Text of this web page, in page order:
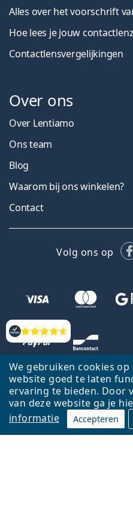
We gebruiken cookies
website goed te laten
ervaring te bieden. Door
van deze website ga je
informatie
Accepteren
Beoordelingen
Alles over het voorschrift
Hoe lees je jouw
Contactlensvergelijkingen
Over ons
Over Lentiamo
Ons team
Blog
Waarom bij ons winkelen?
Contact
Volg ons op
Terug naar de homepagina